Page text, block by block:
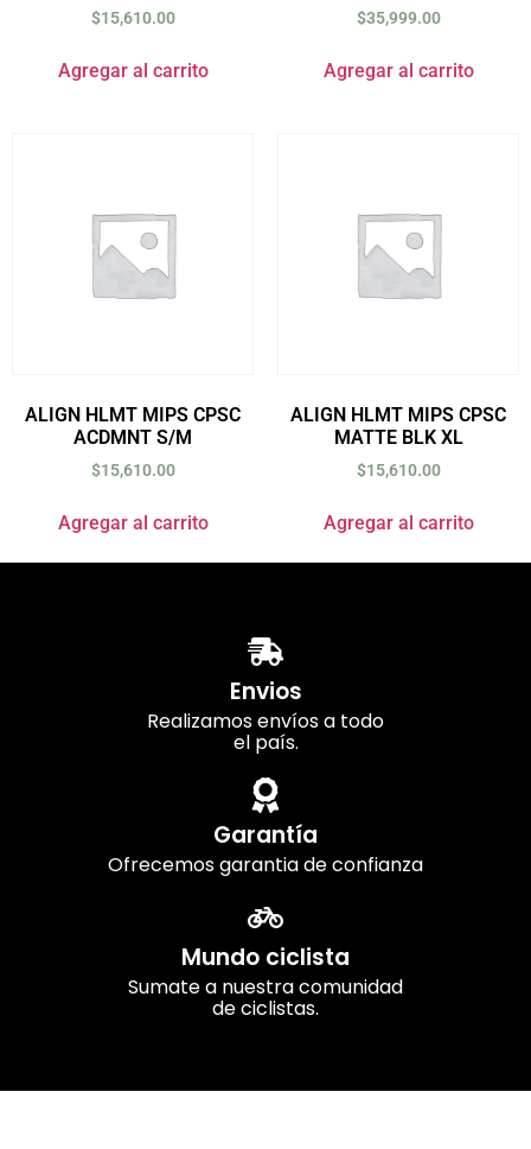
$15,610.00
Agregar al carrito
$35,999.00
Agregar al carrito
ALIGN HLMT MIPS CPSC
ACDMNT S/M
$15,610.00
Agregar al carrito
ALIGN HLMT MIPS CPSC
MATTE BLK XL
$15,610.00
Agregar al carrito
Envios
Realizamos envíos a todo
el país.
Garantía
Ofrecemos garantia de confianza
Mundo ciclista
Sumate a nuestra comunidad
de ciclistas.